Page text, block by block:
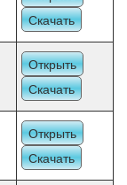
Скачать
Открыть
Скачать
Открыть
Скачать